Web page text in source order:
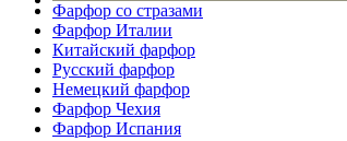
Фарфор со стразами
Фарфор Италии
Китайский фарфор
Русский фарфор
Немецкий фарфор
Фарфор Чехия
Фарфор Испания